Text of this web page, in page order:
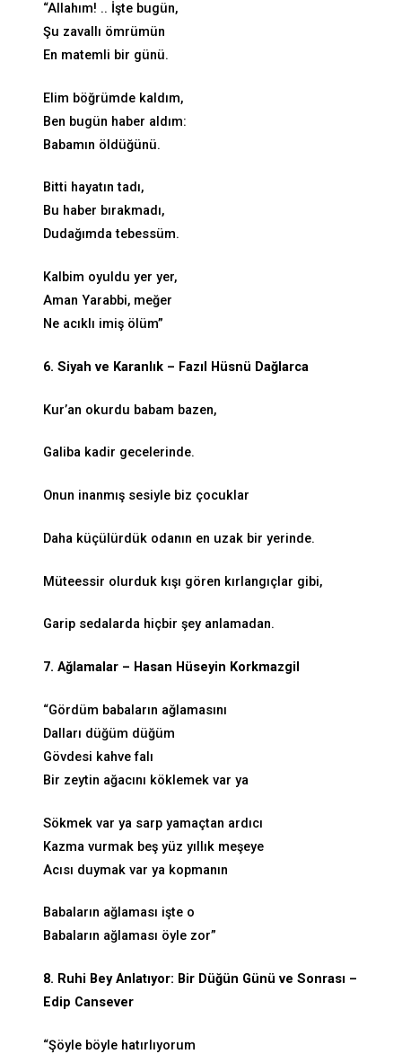
“Allahım! .. İşte bugün,
Şu zavallı ömrümün
En matemli bir günü.
Elim böğrümde kaldım,
Ben bugün haber aldım:
Babamın öldüğünü.
Bitti hayatın tadı,
Bu haber bırakmadı,
Dudağımda tebessüm.
Kalbim oyuldu yer yer,
Aman Yarabbi, meğer
Ne acıklı imiş ölüm”
6. Siyah ve Karanlık – Fazıl Hüsnü Dağlarca
Kur’an okurdu babam bazen,
Galiba kadir gecelerinde.
Onun inanmış sesiyle biz çocuklar
Daha küçülürdük odanın en uzak bir yerinde.
Müteessir olurduk kışı gören kırlangıçlar gibi,
Garip sedalarda hiçbir şey anlamadan.
7. Ağlamalar – Hasan Hüseyin Korkmazgil
“Gördüm babaların ağlamasını
Dalları düğüm düğüm
Gövdesi kahve falı
Bir zeytin ağacını köklemek var ya
Sökmek var ya sarp yamaçtan ardıcı
Kazma vurmak beş yüz yıllık meşeye
Acısı duymak var ya kopmanın
Babaların ağlaması işte o
Babaların ağlaması öyle zor”
8. Ruhi Bey Anlatıyor: Bir Düğün Günü ve Sonrası –
Edip Cansever
“Şöyle böyle hatırlıyorum